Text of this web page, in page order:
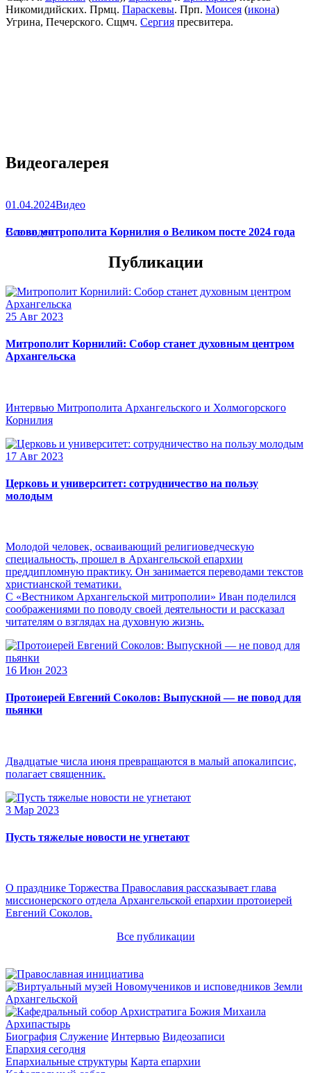
Никомидийских. Прмц. Параскевы. Прп. Моисея (икона)
Угрина, Печерского. Сщмч. Сергия пресвитера.
Видеогалерея
01.04.2024Видео
Слово митрополита Корнилия о Великом посте 2024 года
Все видео
Публикации
25 Авг 2023
Митрополит Корнилий: Собор станет духовным центром
Архангельска
Интервью Митрополита Архангельского и Холмогорского
Корнилия
17 Авг 2023
Церковь и университет: сотрудничество на пользу
молодым
Молодой человек, осваивающий религиоведческую
специальность, прошел в Архангельской епархии
преддипломную практику. Он занимается переводами текстов
христианской тематики.
С «Вестником Архангельской митрополии» Иван поделился
соображениями по поводу своей деятельности и рассказал
читателям о взглядах на духовную жизнь.
16 Июн 2023
Протоиерей Евгений Соколов: Выпускной — не повод для
пьянки
Двадцатые числа июня превращаются в малый апокалипсис,
полагает священник.
3 Мар 2023
Пусть тяжелые новости не угнетают
О празднике Торжества Православия рассказывает глава
миссионерского отдела Архангельской епархии протоиерей
Евгений Соколов.
Все публикации
Архипастырь
Биография Служение Интервью Видеозаписи
Епархия сегодня
Епархиальные структуры Карта епархии